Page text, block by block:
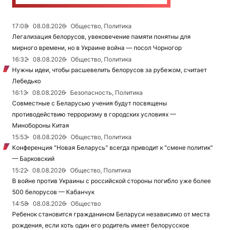
17:08 08.08.2026
Общество, Политика
Легализация белорусов, увековечение памяти понятны для
мирного времени, но в Украине война — посол Чорногор
16:32
08.08.2026
Общество, Политика
Нужны идеи, чтобы расшевелить белорусов за рубежом, считает
Лебедько
16:13
08.08.2026
Безопасность, Политика
Совместные с Беларусью учения будут посвящены
противодействию терроризму в городских условиях —
Минобороны Китая
15:53
08.08.2026
Общество, Политика
Конференция "Новая Беларусь" всегда приводит к "смене политик"
— Барковский
15:22
08.08.2026
Общество, Политика
В войне против Украины с российской стороны погибло уже более
500 белорусов — Кабанчук
14:58
08.08.2026
Общество
Ребенок становится гражданином Беларуси независимо от места
рождения, если хоть один его родитель имеет белорусское